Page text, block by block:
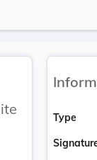
Type